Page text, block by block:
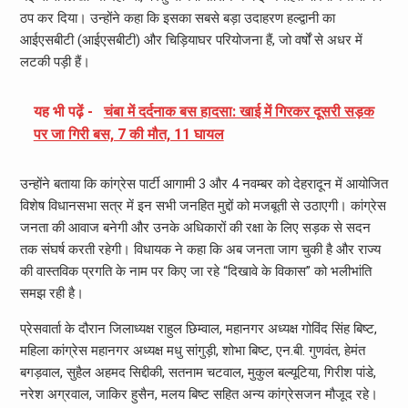
ठप कर दिया। उन्होंने कहा कि इसका सबसे बड़ा उदाहरण हल्द्वानी का
आईएसबीटी (आईएसबीटी) और चिड़ियाघर परियोजना हैं, जो वर्षों से अधर में
लटकी पड़ी हैं।
यह भी पढ़ें -
चंबा में दर्दनाक बस हादसा: खाई में गिरकर दूसरी सड़क
पर जा गिरी बस, 7 की मौत, 11 घायल
उन्होंने बताया कि कांग्रेस पार्टी आगामी 3 और 4 नवम्बर को देहरादून में आयोजित
विशेष विधानसभा सत्र में इन सभी जनहित मुद्दों को मजबूती से उठाएगी। कांग्रेस
जनता की आवाज बनेगी और उनके अधिकारों की रक्षा के लिए सड़क से सदन
तक संघर्ष करती रहेगी। विधायक ने कहा कि अब जनता जाग चुकी है और राज्य
की वास्तविक प्रगति के नाम पर किए जा रहे “दिखावे के विकास” को भलीभांति
समझ रही है।
प्रेसवार्ता के दौरान जिलाध्यक्ष राहुल छिम्वाल, महानगर अध्यक्ष गोविंद सिंह बिष्ट,
महिला कांग्रेस महानगर अध्यक्ष मधु सांगुड़ी, शोभा बिष्ट, एन.बी. गुणवंत, हेमंत
बगड़वाल, सुहैल अहमद सिद्दीकी, सतनाम चटवाल, मुकुल बल्यूटिया, गिरीश पांडे,
नरेश अग्रवाल, जाकिर हुसैन, मलय बिष्ट सहित अन्य कांग्रेसजन मौजूद रहे।